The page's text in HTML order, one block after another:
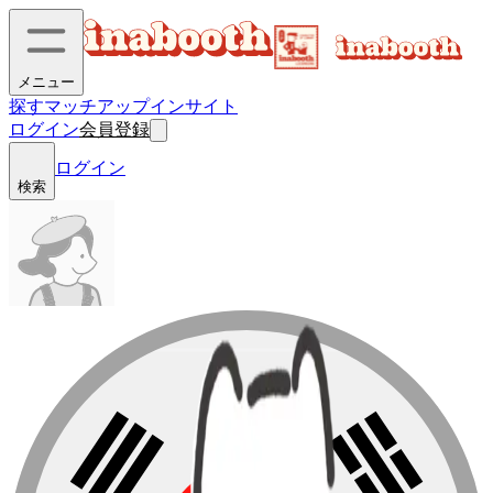
メニュー
探すマッチアップインサイト
ログイン会員登録
検索
ログイン